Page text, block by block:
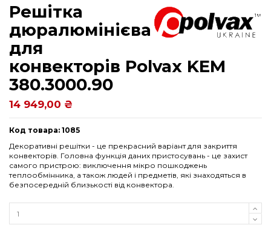
Решітка
дюралюмінієва
для
конвекторів Рolvax KEM
380.3000.90
14 949,00 ₴
Код товара: 1085
Декоративні решітки - це прекрасний варіант для закриття
конвекторів. Головна функція даних пристосувань - це захист
самого пристрою: виключення мікро пошкоджень
теплообмінника, а також людей і предметів, які знаходяться в
безпосередній близькості від конвектора.